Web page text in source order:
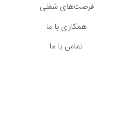
فرصت‌های شغلی
همکاری با ما
تماس با ما